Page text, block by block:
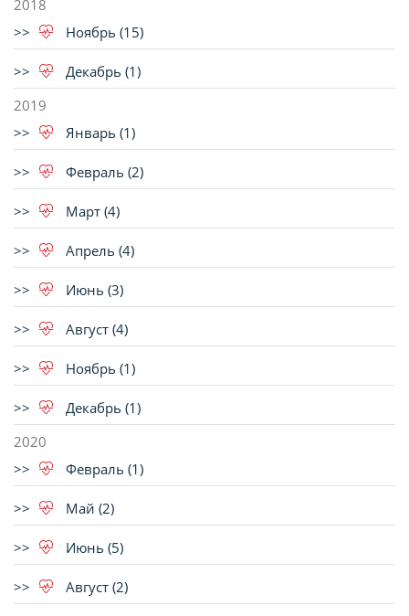
2018
Ноябрь (15)
Декабрь (1)
2019
Январь (1)
Февраль (2)
Март (4)
Апрель (4)
Июнь (3)
Август (4)
Ноябрь (1)
Декабрь (1)
2020
Февраль (1)
Май (2)
Июнь (5)
Август (2)